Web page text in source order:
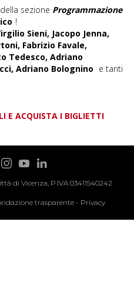
sezione Programmazione
!
Sieni, Jacopo Jenna,
Fabrizio Favale,
Tedesco, Adriano
Adriano Bolognino e tanti
E ACQUISTA I BIGLIETTI
di Vicenza, P.IVA 03411540242
trasparente - Privacy